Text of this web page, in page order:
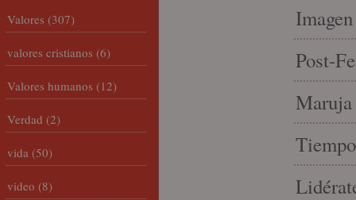
Post-
Maruja
Valores (307)
valores cristianos (6)
Valores humanos (12)
Verdad (2)
vida (50)
video (8)